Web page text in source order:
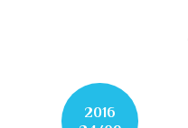
2016